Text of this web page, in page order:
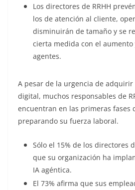
Los directores de RRHH
los de atención al cliente,
disminuirán de tamaño y se
cierta medida con el aumento
agentes.
A pesar de la urgencia de adquirir
digital, muchos responsables de
encuentran en las primeras fases
preparando su fuerza laboral.
Sólo el 15% de los directores
que su organización ha
IA agéntica.
El 73% afirma que sus